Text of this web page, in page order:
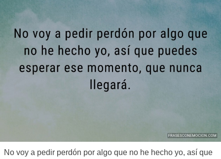
No voy a pedir perdón por algo que no he hecho yo, así que